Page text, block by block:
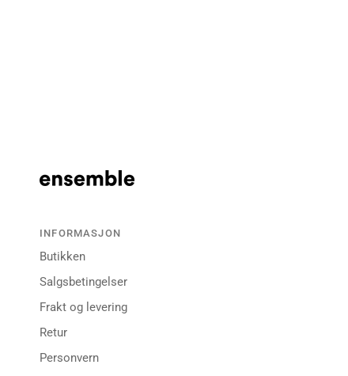
INFORMASJON
Butikken
Salgsbetingelser
Frakt og levering
Retur
Personvern